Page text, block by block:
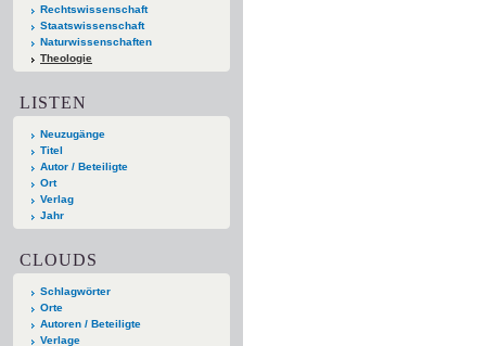
Rechtswissenschaft
Staatswissenschaft
Naturwissenschaften
Theologie
LISTEN
Neuzugänge
Titel
Autor / Beteiligte
Ort
Verlag
Jahr
CLOUDS
Schlagwörter
Orte
Autoren / Beteiligte
Verlage